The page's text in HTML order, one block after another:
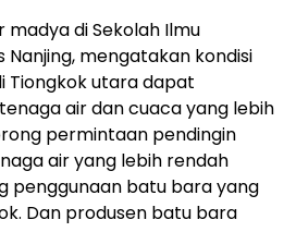
madya di Sekolah Ilmu
mengatakan kondisi
Tiongkok utara dapat
air dan cuaca yang lebih
permintaan pendingin
air yang lebih rendah
penggunaan batu bara yang
Dan produsen batu bara